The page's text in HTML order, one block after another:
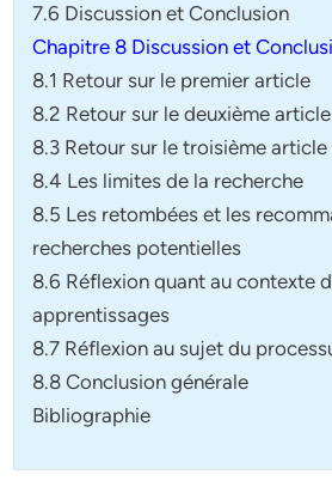
7.6 Discussion et Conclusion
Chapitre 8 Discussion et
8.1 Retour sur le premier article
8.2 Retour sur le deuxième article
8.3 Retour sur le troisième article
8.4 Les limites de la recherche
8.5 Les retombées et les
recherches potentielles
8.6 Réflexion quant au contexte
apprentissages
8.7 Réflexion au sujet du
8.8 Conclusion générale
Bibliographie